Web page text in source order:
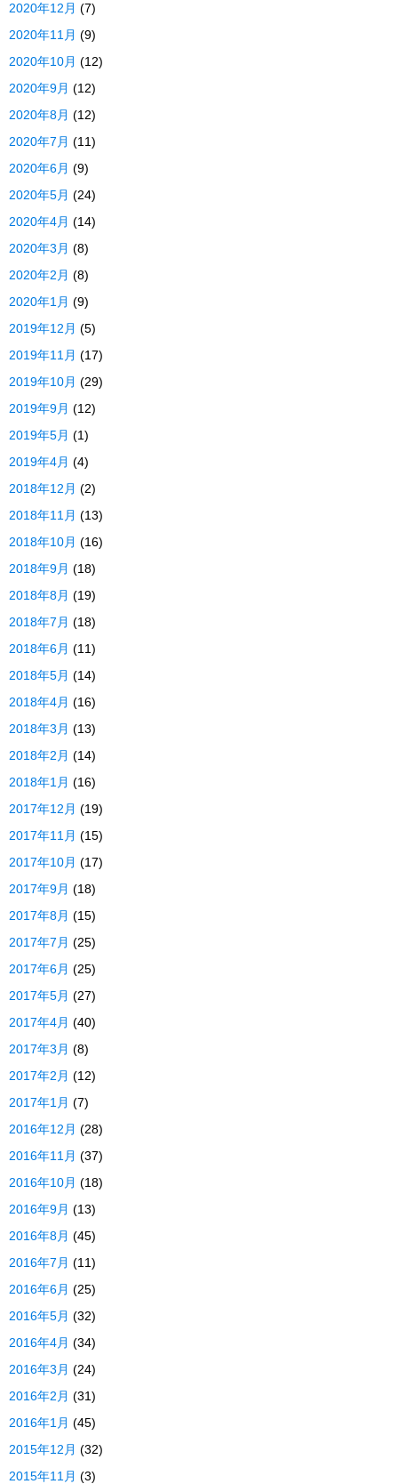
2020年12月 (7)
2020年11月 (9)
2020年10月 (12)
2020年9月 (12)
2020年8月 (12)
2020年7月 (11)
2020年6月 (9)
2020年5月 (24)
2020年4月 (14)
2020年3月 (8)
2020年2月 (8)
2020年1月 (9)
2019年12月 (5)
2019年11月 (17)
2019年10月 (29)
2019年9月 (12)
2019年5月 (1)
2019年4月 (4)
2018年12月 (2)
2018年11月 (13)
2018年10月 (16)
2018年9月 (18)
2018年8月 (19)
2018年7月 (18)
2018年6月 (11)
2018年5月 (14)
2018年4月 (16)
2018年3月 (13)
2018年2月 (14)
2018年1月 (16)
2017年12月 (19)
2017年11月 (15)
2017年10月 (17)
2017年9月 (18)
2017年8月 (15)
2017年7月 (25)
2017年6月 (25)
2017年5月 (27)
2017年4月 (40)
2017年3月 (8)
2017年2月 (12)
2017年1月 (7)
2016年12月 (28)
2016年11月 (37)
2016年10月 (18)
2016年9月 (13)
2016年8月 (45)
2016年7月 (11)
2016年6月 (25)
2016年5月 (32)
2016年4月 (34)
2016年3月 (24)
2016年2月 (31)
2016年1月 (45)
2015年12月 (32)
2015年11月 (3)